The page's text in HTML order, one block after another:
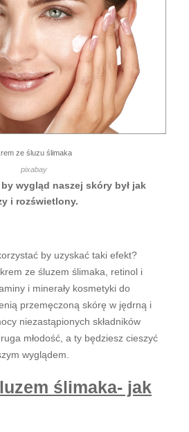
ze śluzu ślimaka
pixabay
wygląd naszej skóry był jak
i rozświetlony.
by uzyskać taki efekt?
ze śluzem ślimaka, retinol i
i minerały kosmetyki do
przemęczoną skórę w jędrną i
niezastąpionych składników
młodość, a ty będziesz cieszyć
wyglądem.
ślimaka- jak